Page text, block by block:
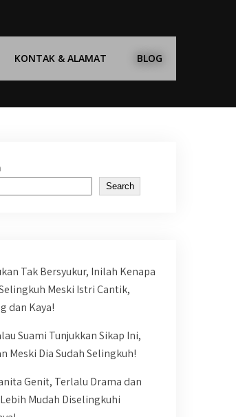
KONTAK & ALAMAT BLOG
Search
Tak Bersyukur, Inilah Kenapa
Meski Istri Cantik,
dan Kaya!
Suami Tunjukkan Sikap Ini,
Meski Dia Sudah Selingkuh!
Genit, Terlalu Drama dan
Mudah Diselingkuhi